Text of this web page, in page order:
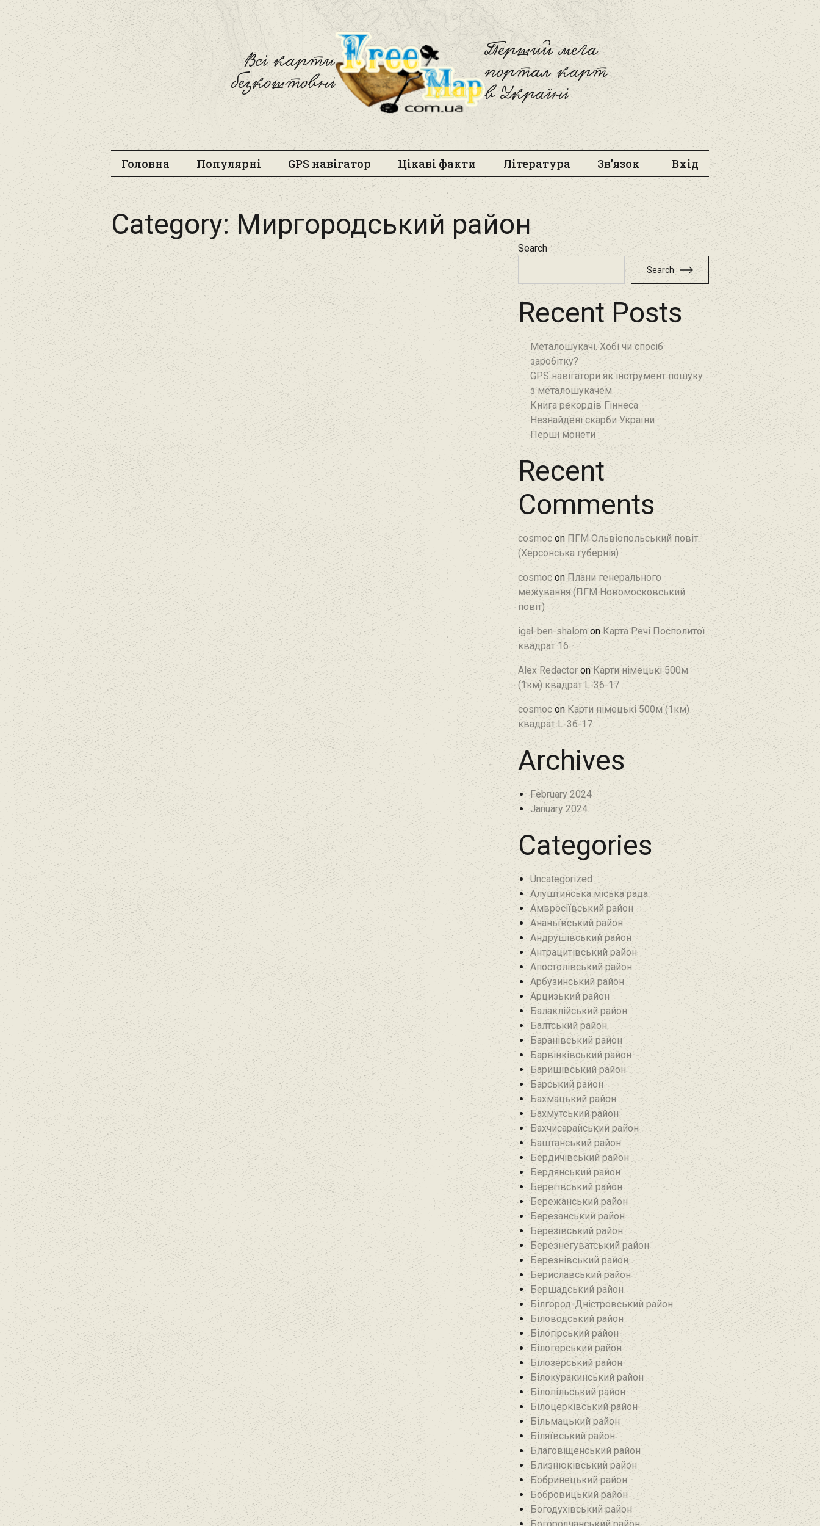
Всі карти
безкоштовні
Freemap
Перший мега
портал карт
в Україні
Головна Популярні GPS навігатор Цікаві факти Література Зв’язок Вхід
Category:Миргородський район
Search
Search
Recent Posts
Металошукачі. Хобі чи спосіб
заробітку?
GPS навігатори як інструмент пошуку
з металошукачем
Книга рекордів Гіннеса
Незнайдені скарби України
Перші монети
Recent
Comments
cosmocon ПГМ Ольвіопольський повіт
(Херсонська губернія)
cosmocon Плани генерального
межування (ПГМ Новомосковський
повіт)
igal-ben-shalomon Карта Речі Посполитої
квадрат 16
Alex Redactoron Карти німецькі 500м
(1км) квадрат L-36-17
cosmocon Карти німецькі 500м (1км)
квадрат L-36-17
Archives
February 2024
January 2024
Categories
Uncategorized
Алуштинська міська рада
Амвросіївський район
Ананьївський район‎
Андрушівський район‎
Антрацитівський район‎
Апостолівський район
Арбузинський район‎
Арцизький район‎
Балаклійський район
Балтський район‎
Баранівський район‎
Барвінківський район
Баришівський район
Барський район
Бахмацький район
Бахмутський район
Бахчисарайський район
Баштанський район
Бердичівський район
Бердянський район
Берегівський район
Бережанський район‎
Березанський район‎
Березівський район
Березнегуватський район‎
Березнівський район‎
Бериславський район
Бершадський район
Білгород-Дністровський район
Біловодський район‎
Білогірський район
Білогорський район
Білозерський район
Білокуракинський район‎
Білопільський район
Білоцерківський район
Більмацький район
Біляївський район‎
Благовіщенський район
Близнюківський район
Бобринецький район
Бобровицький район
Богодухівський район